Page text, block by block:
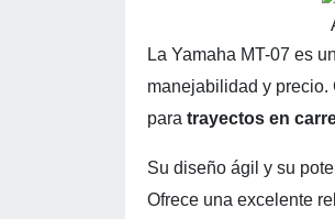
La Yamaha MT-07 es
manejabilidad y precio.
para trayectos en
Su diseño ágil y su
Ofrece una excelente